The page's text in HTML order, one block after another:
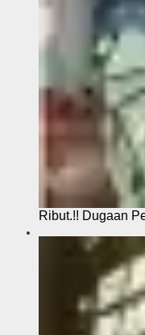
Ribut.!! Dugaan